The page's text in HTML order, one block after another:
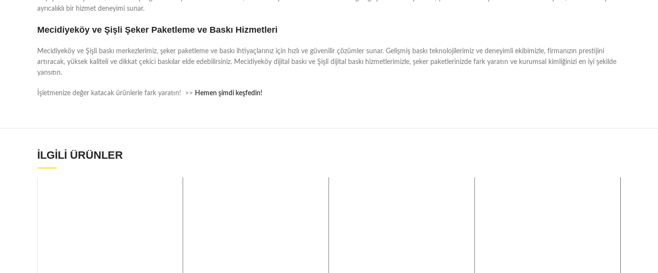
ayrıcalıklı bir hizmet deneyimi sunar.
Mecidiyeköy ve Şişli Şeker Paketleme ve Baskı Hizmetleri
Mecidiyeköy ve Şişli baskı merkezlerimiz, şeker paketleme ve baskı ihtiyaçlarınız için hızlı ve güvenilir çözümler sunar. Gelişmiş baskı teknolojilerimiz ve deneyimli ekibimizle, firmanızın prestijini
artıracak, yüksek kaliteli ve dikkat çekici baskılar elde edebilirsiniz. Mecidiyeköy dijital baskı ve Şişli dijital baskı hizmetlerimizle, şeker paketlerinizde fark yaratın ve kurumsal kimliğinizi en iyi şekilde
yansıtın.
İşletmenize değer katacak ürünlerle fark yaratın! >> Hemen şimdi keşfedin!
İLGILI ÜRÜNLER